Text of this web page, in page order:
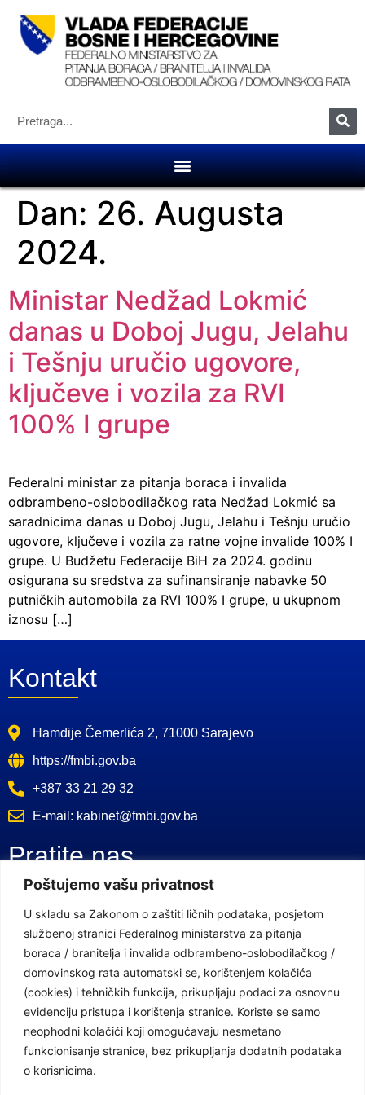
Poštujemo vašu privatnost
U skladu sa Zakonom o zaštiti ličnih podataka, posjetom
službenoj stranici Federalnog ministarstva za pitanja
boraca / branitelja i invalida odbrambeno-oslobodilačkog /
domovinskog rata automatski se, korištenjem kolačića
(cookies) i tehničkih funkcija, prikupljaju podaci za osnovnu
evidenciju pristupa i korištenja stranice. Koriste se samo
neophodni kolačići koji omogućavaju nesmetano
funkcionisanje stranice, bez prikupljanja dodatnih podataka
o korisnicima.
Dan: 26. Augusta
2024.
Ministar Nedžad Lokmić
danas u Doboj Jugu, Jelahu
i Tešnju uručio ugovore,
ključeve i vozila za RVI
100% I grupe
Federalni ministar za pitanja boraca i invalida
odbrambeno-oslobodilačkog rata Nedžad Lokmić sa
saradnicima danas u Doboj Jugu, Jelahu i Tešnju uručio
ugovore, ključeve i vozila za ratne vojne invalide 100% I
grupe. U Budžetu Federacije BiH za 2024. godinu
osigurana su sredstva za sufinansiranje nabavke 50
putničkih automobila za RVI 100% I grupe, u ukupnom
iznosu […]
Kontakt
Hamdije Čemerlića 2, 71000 Sarajevo
https://fmbi.gov.ba
+387 33 21 29 32
E-mail: kabinet@fmbi.gov.ba
Pratite nas
Facebook Stranica
Youtube Kanal
Linkovi
Vlada Federacije Bosne i Hercegovine
Federalno ministarstvo finansija